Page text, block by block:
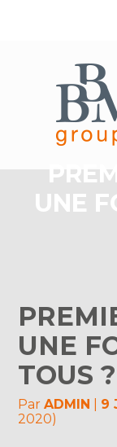
UNE
UNE
TOUS ?
ParADMIN 9
2020)